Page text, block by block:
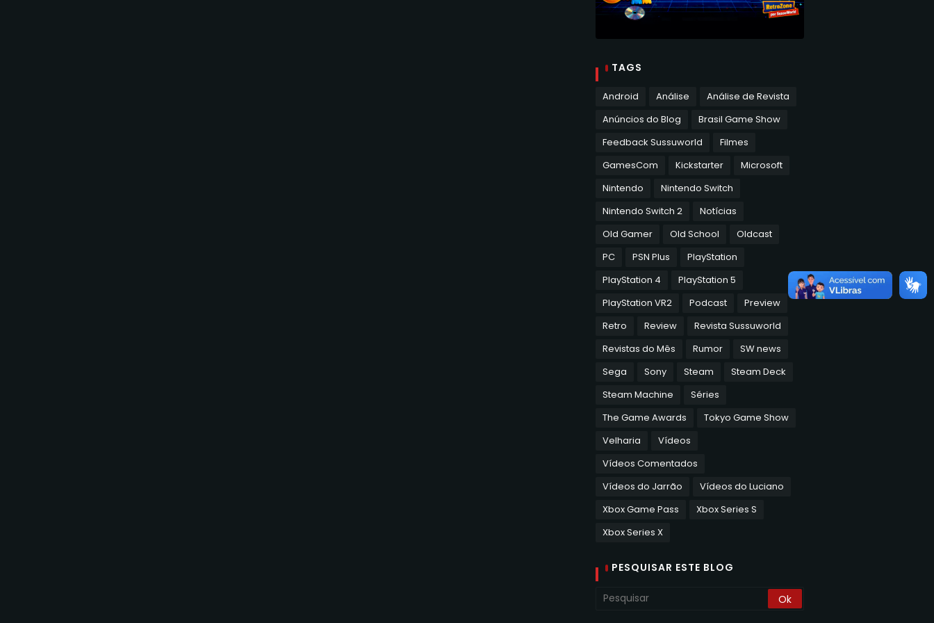
TAGS
Android Análise
Análise de Revista
Anúncios do Blog
Brasil Game Show
Feedback Sussuworld
Filmes
GamesCom
Kickstarter
Microsoft
Nintendo
Nintendo Switch
Nintendo Switch 2
Notícias
Old Gamer
Old School
Oldcast
PC
PSN Plus
PlayStation
PlayStation 4
PlayStation 5
PlayStation VR2
Podcast
Preview
Retro
Review
Revista Sussuworld
Revistas do Mês
Rumor
SW news
Sega
Sony Steam
Steam Deck
Steam Machine
Séries
The Game Awards
Tokyo Game Show
Velharia
Vídeos
Vídeos Comentados
Vídeos do Jarrão
Vídeos do Luciano
Xbox Game Pass
Xbox Series S
Xbox Series X
PESQUISAR ESTE BLOG